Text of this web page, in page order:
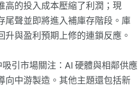
高的投入成本壓縮了利潤；現
尾聲並即將進入補庫存階段。庫
與盈利預期上修的連鎖反應。
引市場關注：AI 硬體與相鄰供應
向中游製造。其他主題還包括新